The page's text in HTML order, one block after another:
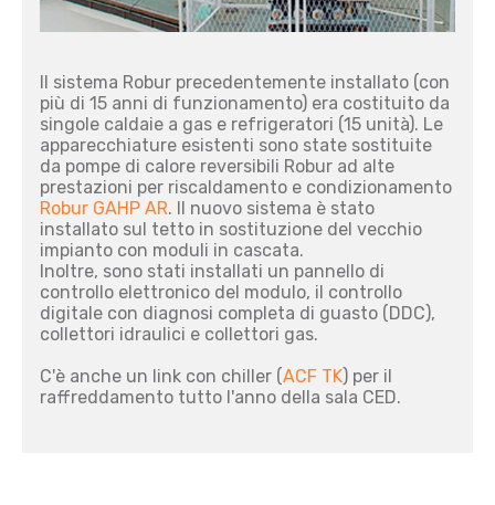
Il sistema Robur precedentemente installato (con
più di 15 anni di funzionamento) era costituito da
singole caldaie a gas e refrigeratori (15 unità). Le
apparecchiature esistenti sono state sostituite
da pompe di calore reversibili Robur ad alte
prestazioni per riscaldamento e condizionamento
Robur GAHP AR. Il nuovo sistema è stato
installato sul tetto in sostituzione del vecchio
impianto con moduli in cascata.
Inoltre, sono stati installati un pannello di
controllo elettronico del modulo, il controllo
digitale con diagnosi completa di guasto (DDC),
collettori idraulici e collettori gas.
C'è anche un link con chiller (ACF TK) per il
raffreddamento tutto l'anno della sala CED.